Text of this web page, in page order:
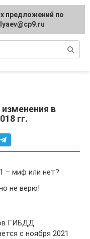
в
гг.
– миф или нет?
не верю!
ГИБДД
с ноября 2021
предложений по